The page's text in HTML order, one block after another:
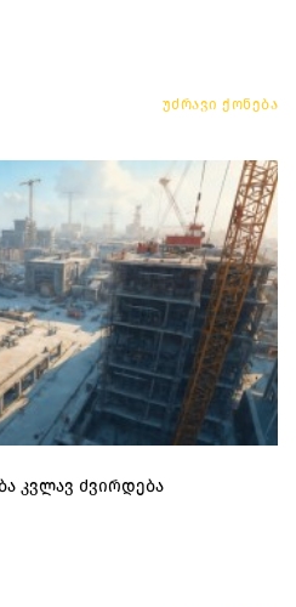
უძრავი ქონება
კვლავ ძვირდება